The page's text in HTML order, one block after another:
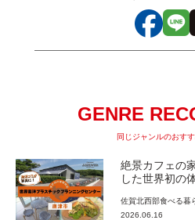
GENRE
同じジャンルのおす
絶景カフェの
した世界初の
Wish】
佐賀北西部食べる暮
2026.06.16